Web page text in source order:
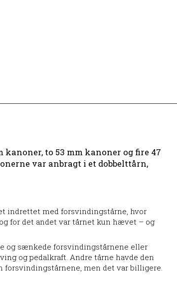
kanoner, to 53 mm kanoner og fire 47
var anbragt i et dobbelttårn,
indrettet med forsvindingstårne, hvor
for det andet var tårnet kun hævet – og
og sænkede forsvindingstårnene eller
og pedalkraft. Andre tårne havde den
men det var billigere.